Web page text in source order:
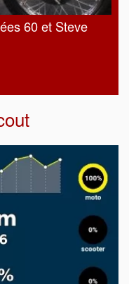
60 et Steve